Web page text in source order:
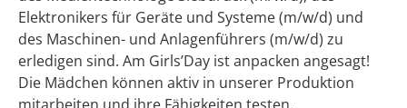
Elektronikers für Geräte und Systeme (m/w/d) und
des Maschinen- und Anlagenführers (m/w/d) zu
erledigen sind. Am Girls’Day ist anpacken angesagt!
Die Mädchen können aktiv in unserer Produktion